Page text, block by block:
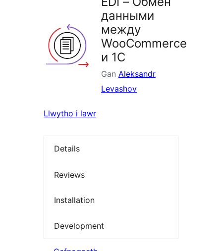
данными
между
WooCommerce
и 1С
Gan Aleksandr
Levashov
Llwytho i lawr
Details
Reviews
Installation
Development